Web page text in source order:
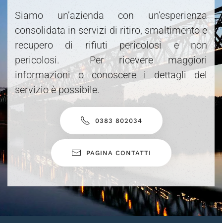
Siamo un’azienda con un’esperienza
consolidata in servizi di ritiro, smaltimento e
recupero di rifiuti pericolosi e non
pericolosi. Per ricevere maggiori
informazioni o conoscere i dettagli del
servizio è possibile.
0383 802034
PAGINA CONTATTI